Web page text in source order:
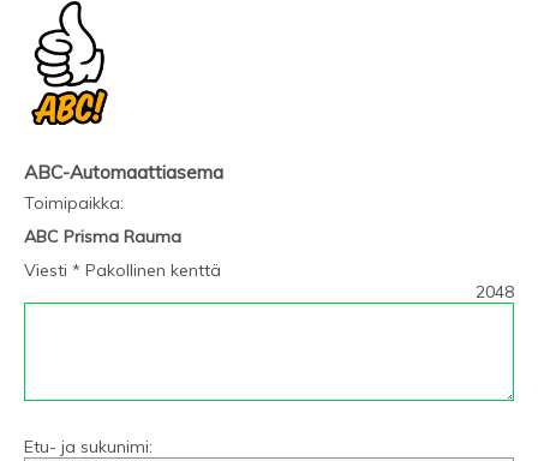
ABC-Automaattiasema
Toimipaikka:
ABC Prisma Rauma
Viesti * Pakollinen kenttä
2048
Etu- ja sukunimi: